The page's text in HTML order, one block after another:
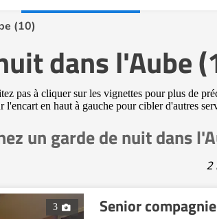
(10)
dans l'Aube
pas à cliquer sur les vignettes pour plus de
en haut à gauche pour cibler d'autres
un garde de nuit dans
2
3 Senior